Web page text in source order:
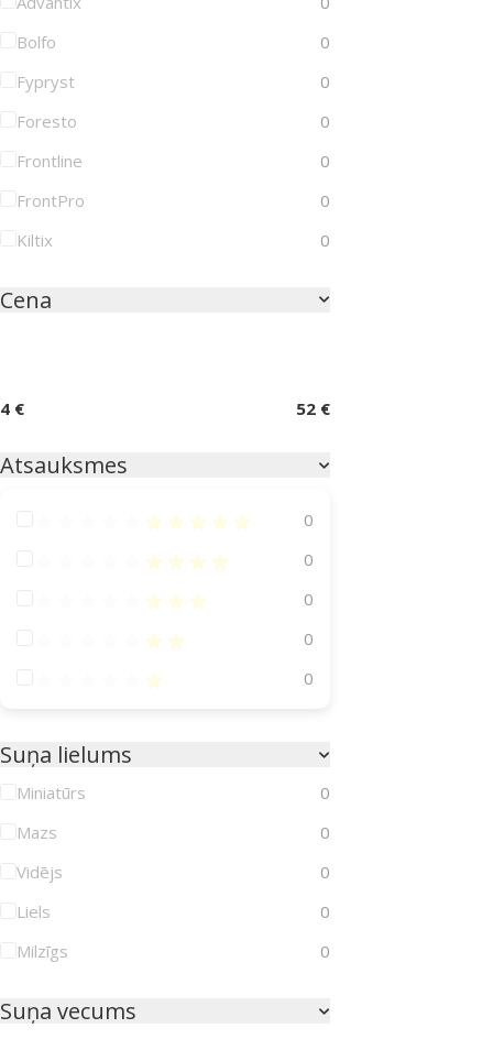
Bolfo
0
Fypryst
0
Foresto
0
Frontline
0
FrontPro
0
Kiltix
0
Cena
4 € 52 €
Atsauksmes
Atsauksmes 100%
0
Atsauksmes 80%
0
Atsauksmes 60%
0
Atsauksmes 40%
0
Atsauksmes 20%
0
Suņa lielums
Miniatūrs
0
Mazs
0
Vidējs
0
Liels
0
Milzīgs
0
Suņa vecums